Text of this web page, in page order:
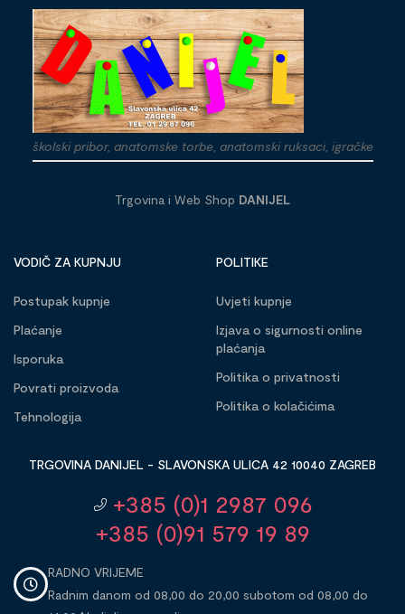
školski pribor, anatomske torbe, anatomski ruksaci, igračke
Trgovina i Web Shop DANIJEL
VODIČ ZA KUPNJU
Postupak kupnje
Plaćanje
Isporuka
Povrati proizvoda
Tehnologija
POLITIKE
Uvjeti kupnje
Izjava o sigurnosti online
plaćanja
Politika o privatnosti
Politika o kolačićima
TRGOVINA DANIJEL - SLAVONSKA ULICA 42 10040 ZAGREB
+385 (0)1 2987 096
+385 (0)91 579 19 89
RADNO VRIJEME
Radnim danom od 08,00 do 20,00 subotom od 08,00 do